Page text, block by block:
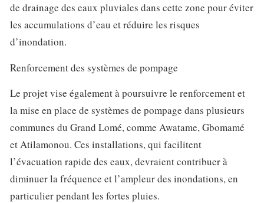
de drainage des eaux pluviales dans cette zone pour éviter
les accumulations d’eau et réduire les risques
d’inondation.
Renforcement des systèmes de pompage
Le projet vise également à poursuivre le renforcement et
la mise en place de systèmes de pompage dans plusieurs
communes du Grand Lomé, comme Awatame, Gbomamé
et Atilamonou. Ces installations, qui facilitent
l’évacuation rapide des eaux, devraient contribuer à
diminuer la fréquence et l’ampleur des inondations, en
particulier pendant les fortes pluies.